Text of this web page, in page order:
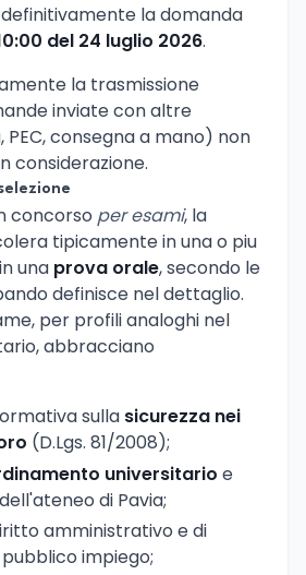
la domanda
del 24 luglio 2026.
la trasmissione
inviate con altre
consegna a mano) non
considerazione.
concorso per esami, la
tipicamente in una o piu
una prova orale, secondo le
definisce nel dettaglio.
per profili analoghi nel
abbracciano
sulla sicurezza nei
(D.Lgs. 81/2008);
universitario e
di Pavia;
amministrativo e di
impiego;